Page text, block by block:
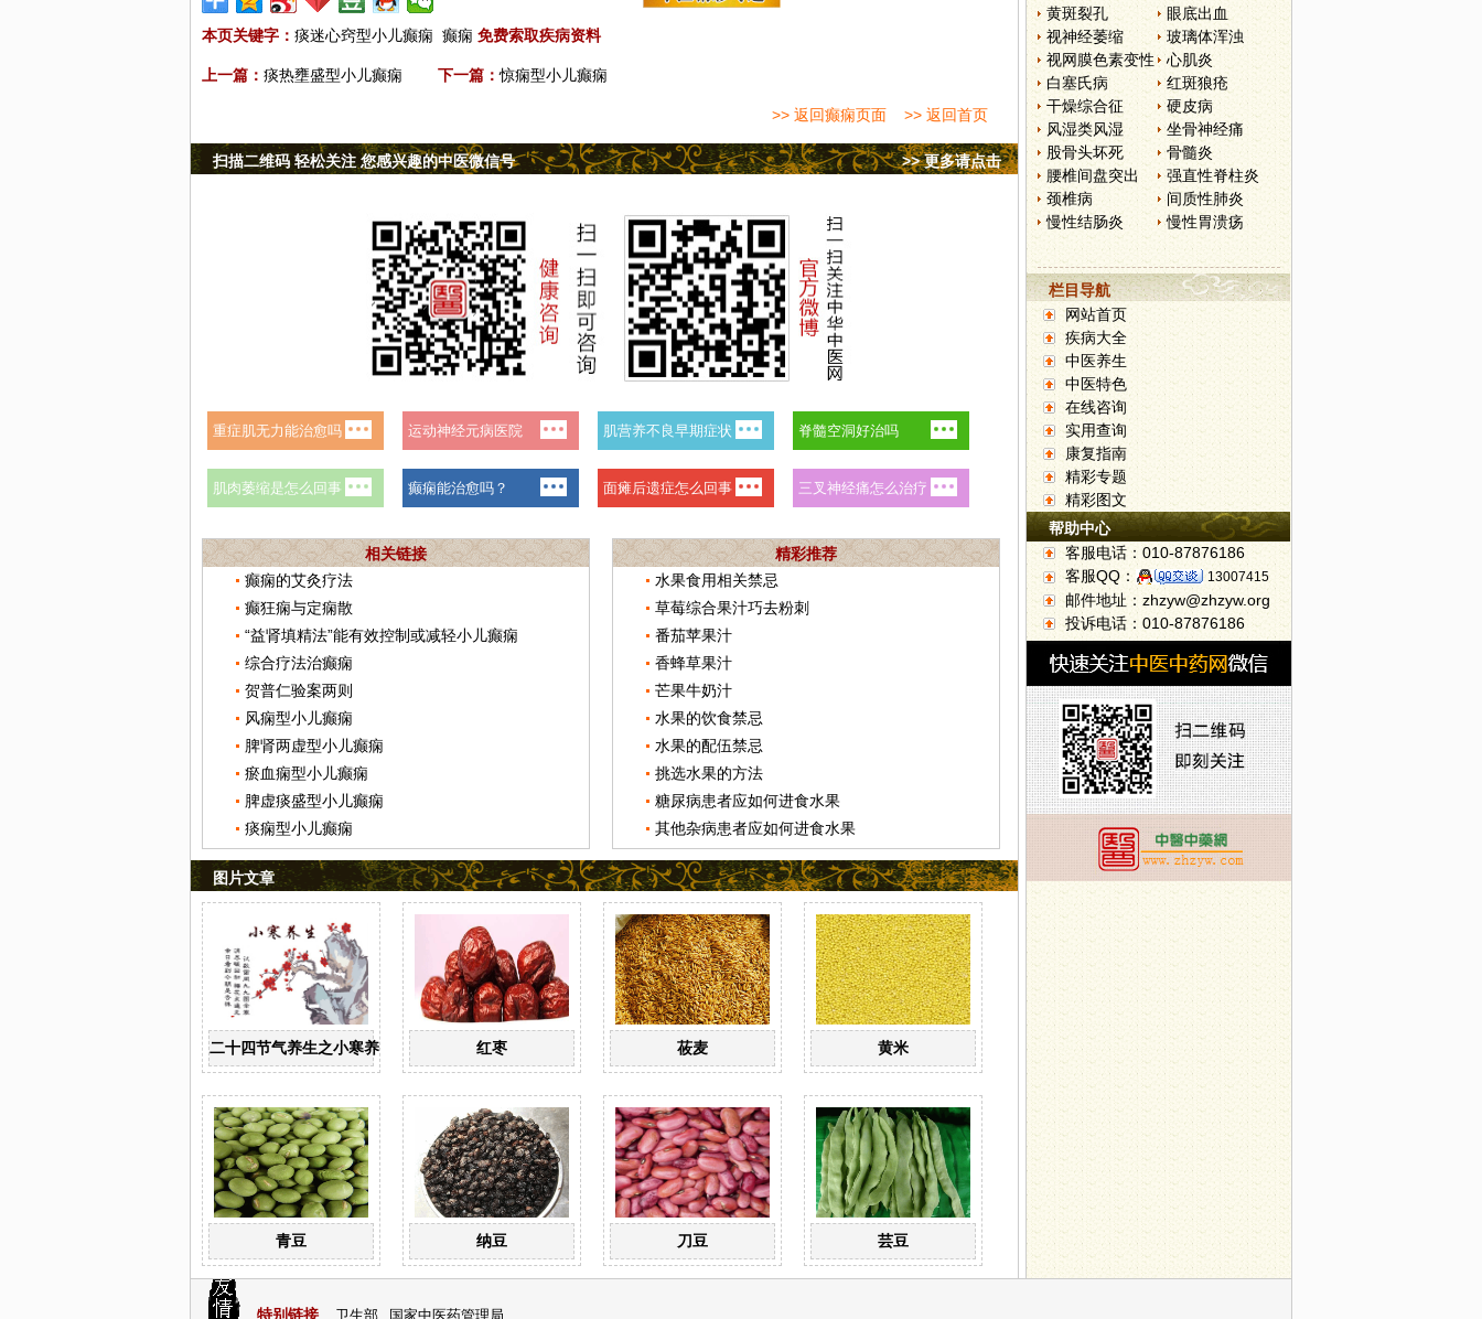
本页关键字： 痰迷心窍型小儿癫痫 癫痫 免费索取疾病资料
上一篇： 痰热壅盛型小儿癫痫 下一篇：惊痫型小儿癫痫
>> 返回癫痫页面 >> 返回首页
>> 更多请点击
扫描二维码 轻松关注 您感兴趣的中医微信号
相关链接
癫痫的艾灸疗法
癫狂痫与定痫散
“益肾填精法”能有效控制或减轻小儿癫痫
综合疗法治癫痫
贺普仁验案两则
风痫型小儿癫痫
脾肾两虚型小儿癫痫
瘀血痫型小儿癫痫
脾虚痰盛型小儿癫痫
痰痫型小儿癫痫
精彩推荐
水果食用相关禁忌
草莓综合果汁巧去粉刺
番茄苹果汁
香蜂草果汁
芒果牛奶汁
水果的饮食禁忌
水果的配伍禁忌
挑选水果的方法
糖尿病患者应如何进食水果
其他杂病患者应如何进食水果
图片文章
二十四节气养生之小寒养生 红枣 莜麦 黄米
青豆 纳豆 刀豆 芸豆
黄斑裂孔
眼底出血
视神经萎缩
玻璃体浑浊
视网膜色素变性
心肌炎
白塞氏病
红斑狼疮
干燥综合征
硬皮病
风湿类风湿
坐骨神经痛
股骨头坏死
骨髓炎
腰椎间盘突出
强直性脊柱炎
颈椎病
间质性肺炎
慢性结肠炎
慢性胃溃疡
栏目导航
网站首页
疾病大全
中医养生
中医特色
在线咨询
实用查询
康复指南
精彩专题
精彩图文
帮助中心
客服电话：010-87876186
客服QQ：
13007415
邮件地址：zhzyw@zhzyw.org
投诉电话：010-87876186
特别链接 卫生部 国家中医药管理局